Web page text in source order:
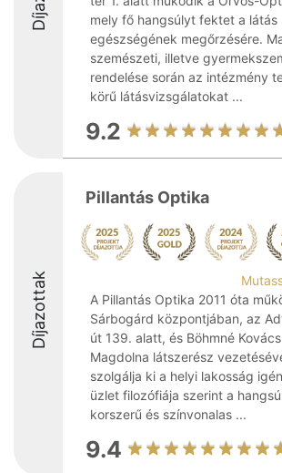
mely fő hangsúlyt fektet a látás
egészségének megőrzésére.
szemészeti, illetve
rendelése során az intézmény
körű látásvizsgálatokat ...
9.2
Díjazottak
Pillantás Optika
A Pillantás Optika 2011 óta
Sárbogárd központjában, az
út 139. alatt, és Böhmné Kovács
Magdolna látszerész
szolgálja ki a helyi lakosság
üzlet filozófiája szerint a
korszerű és színvonalas ...
9.4